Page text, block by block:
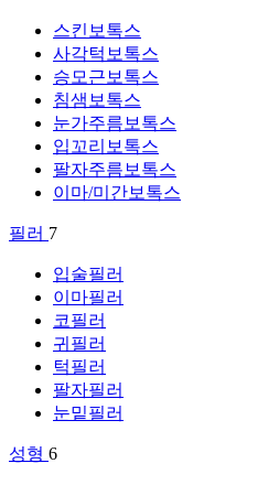
스킨보톡스
사각턱보톡스
승모근보톡스
침샘보톡스
눈가주름보톡스
입꼬리보톡스
팔자주름보톡스
이마/미간보톡스
필러 7
입술필러
이마필러
코필러
귀필러
턱필러
팔자필러
눈밑필러
성형 6